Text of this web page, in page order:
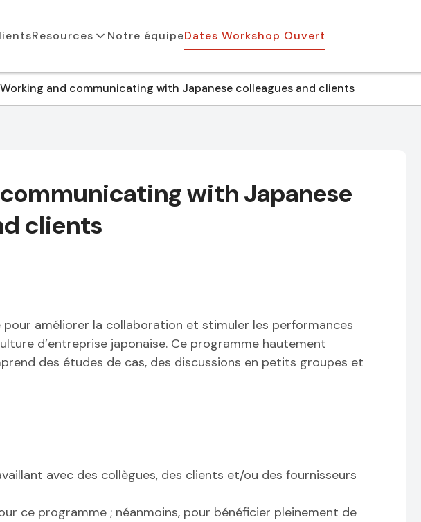
Resources Notre équipeDates Workshop Ouvert
Working and communicating with Japanese colleagues and clients
with Japanese
clients
améliorer la collaboration et stimuler les performances
d’entreprise japonaise. Ce programme hautement
des études de cas, des discussions en petits groupes et
avec des collègues, des clients et/ou des fournisseurs
ce programme ; néanmoins, pour bénéficier pleinement de